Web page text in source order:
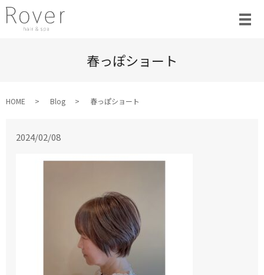
春っぽショート
HOME Blog 春っぽショート
2024/02/08